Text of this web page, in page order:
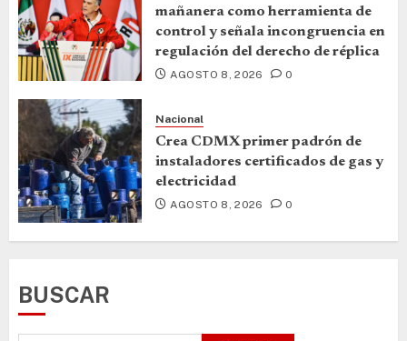
mañanera como herramienta de
control y señala incongruencia en
regulación del derecho de réplica
AGOSTO 8, 2026 0
Nacional
Crea CDMX primer padrón de
instaladores certificados de gas y
electricidad
AGOSTO 8, 2026 0
BUSCAR